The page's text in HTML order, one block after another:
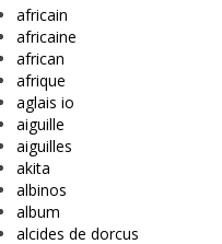
africain
africaine
african
afrique
aglais io
aiguille
aiguilles
akita
albinos
album
alcides de dorcus